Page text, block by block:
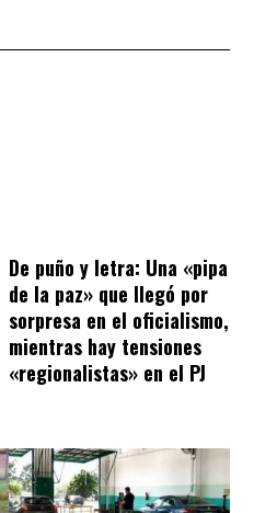
De puño y letra: Una «pipa
de la paz» que llegó por
sorpresa en el oficialismo,
mientras hay tensiones
«regionalistas» en el PJ